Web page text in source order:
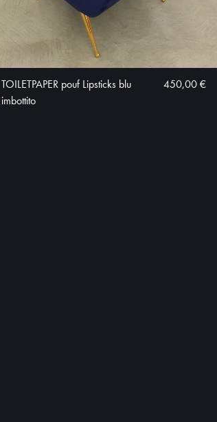
TOILETPAPER pouf Lipsticks blu
imbottito
450,00 €